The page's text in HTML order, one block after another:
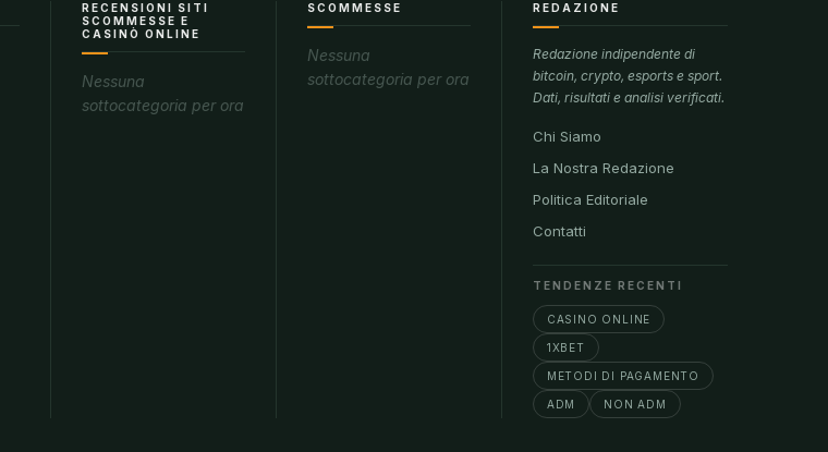
RECENSIONI SITI
SCOMMESSE E
CASINÒ ONLINE
Nessuna
sottocategoria per ora
SCOMMESSE
Nessuna
sottocategoria per ora
REDAZIONE
Redazione indipendente di
bitcoin, crypto, esports e sport.
Dati, risultati e analisi verificati.
Chi Siamo
La Nostra Redazione
Politica Editoriale
Contatti
TENDENZE RECENTI
CASINO ONLINE
1XBET
METODI DI PAGAMENTO
ADM NON ADM